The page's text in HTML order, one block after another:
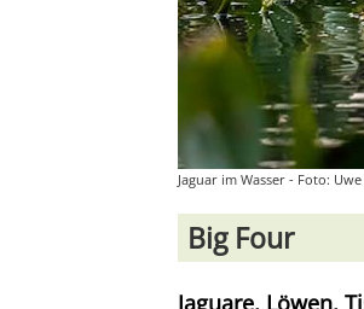
Jaguar im Wasser - Foto:
Big Four
Jaguare, Löwen,